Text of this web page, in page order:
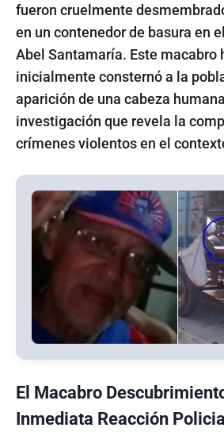
fueron cruelmente
en un contenedor de basura en
Abel Santamaría. Este macabro
inicialmente consternó a la
aparición de una cabeza
investigación que revela la
crímenes violentos en el
El Macabro
Inmediata Reacción Policial